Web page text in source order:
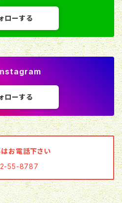
ローする
ローする
お電話下さい
55-8787